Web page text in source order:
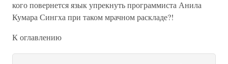
кого повернется язык упрекнуть программиста Анила
Кумара Сингха при таком мрачном раскладе?!
К оглавлению